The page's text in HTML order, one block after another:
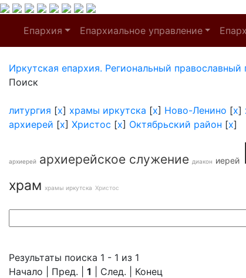
Епархия Епархиальное управление
Иркутская епархия. Региональный православный
Поиск
литургия [x] храмы иркутска [x] Ново-Ленино [x]
архиерей [x] Христос [x] Октябрьский район [x]
архиерей архиерейское служение диакон иерей
храм храмы иркутска Христос
Результаты поиска 1 - 1 из 1
Начало | Пред. | 1 | След. | Конец